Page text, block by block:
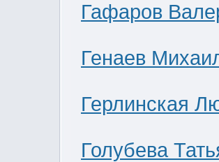
Гафаров
Генаев
Герлинская
Голубева